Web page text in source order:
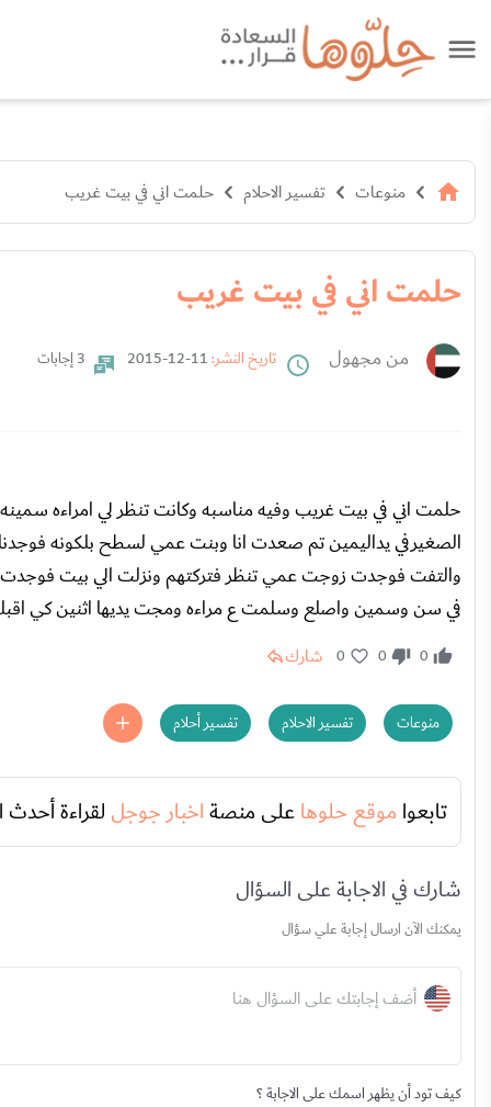
منوعات تفسير الاحلام حلمت اني في بيت غريب
حلمت اني في بيت غريب
من مجهول تاريخ النشر: 3 إجابات
حلمت اني في بيت غريب وفيه مناسبه وكانت تنظر لي امراءه
الصغيرفي يداليمين تم صعدت انا وبنت عمي لسطح بلكونه
والتفت فوجدت زوجت عمي تنظر فتركتهم ونزلت الي بيت فوجدت
في سن وسمين واصلع وسلمت ع مراءه ومجت يديها اثنين كي
0
0
0 شارك
منوعات تفسير الاحلام تفسير أحلام
تابعوا موقع حلوهاعلى منصةاخبار جوجل لقراءة أحدث
شارك في الاجابة على السؤال
يمكنك الآن ارسال إجابة علي سؤال
أضف إجابتك على السؤال هنا
كيف تود أن يظهر اسمك على الاجابة ؟